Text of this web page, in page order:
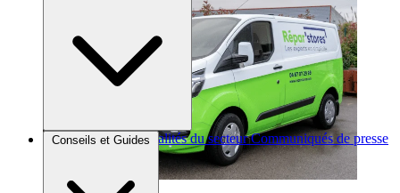
Brèves et actus Actualités du secteur Communiqués de presse
Conseils et Guides